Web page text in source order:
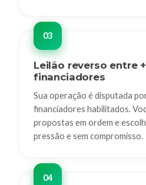
Leilão reverso entre
financiadores
Sua operação é disputada
financiadores habilitados.
propostas em ordem e
pressão e sem compromisso.